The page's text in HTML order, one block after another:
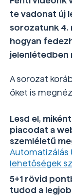
te vadonat új
sorozatunk 4.
hogyan
jelenlétedben
A sorozat
őket is
Lesd el,
piacodat a
szemléletű
Automatizálás
lehetőségek
5+1 rövid
tudod a